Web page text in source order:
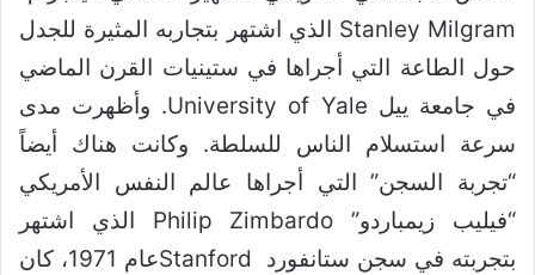
Stanley Milgram الذي اشتهر بتجاربه المثيرة للجدل
حول الطاعة التي أجراها في ستينيات القرن الماضي
في جامعة ييل University of Yale. وأظهرت مدى
سرعة استسلام الناس للسلطة. وكانت هناك أيضاً
“تجربة السجن” التي أجراها عالم النفس الأمريكي
“فيليب زيمباردو” Philip Zimbardo الذي اشتهر
بتجربته في سجن ستانفورد Stanfordعام 1971، كان